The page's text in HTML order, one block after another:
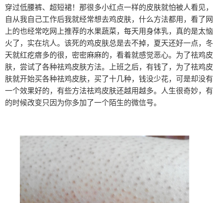
穿过低腰裤、超短裙！那很多小红点一样的皮肤就怕被人看见，
自从我自己工作后我就经常想去鸡皮肤，什么方法都用，看了网
上的也经常吃网上推荐的水果蔬菜，每天用身体乳，真的是太恼
火了，实在坑人。该死的鸡皮肤总是去不掉，夏天还好一点，冬
天就红疙瘩多的很，密密麻麻的，看着就感觉恶心。为了祛鸡皮
肤，尝试了各种祛鸡皮肤方法。上班之后，有钱了，为了祛鸡皮
肤就开始买各种祛鸡皮肤，买了十几种，钱没少花，可是却没有
一个效果好的，有些方法祛鸡皮肤还越用越多。人生很奇妙，有
的时候改变只因为你多加了一个陌生的微信号。